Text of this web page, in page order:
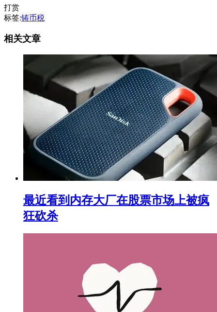
打赏
标签:铸币税
相关文章
最近看到内存大厂在股票市场上被疯
狂砍杀